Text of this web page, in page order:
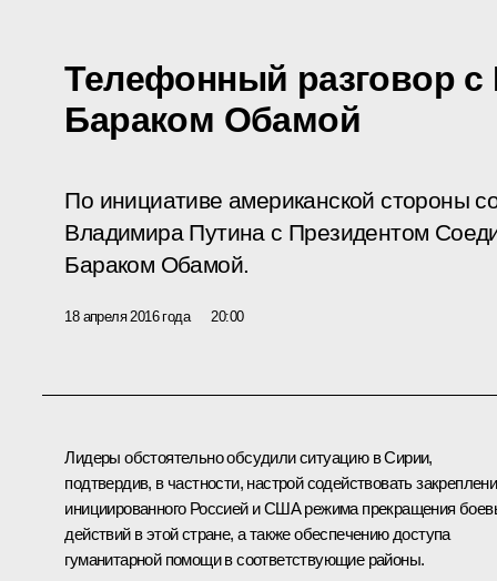
Телефонный разговор
Бараком Обамой
По инициативе американской стороны
Владимира Путина с Президентом
Бараком Обамой.
18 апреля 2016 года 20:00
Лидеры обстоятельно обсудили ситуацию в Сирии,
подтвердив, в частности, настрой содействовать
инициированного Россией и США режима прекращения
действий в этой стране, а также обеспечению доступа
гуманитарной помощи в соответствующие районы.